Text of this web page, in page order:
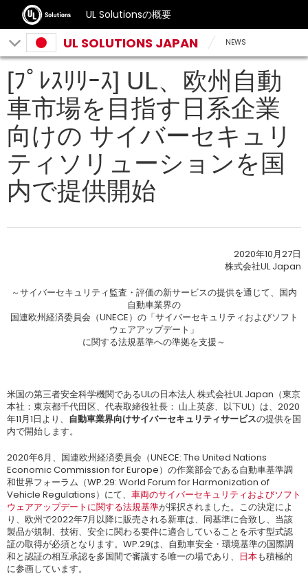
UL Solutionsの概要
UL SOLUTIONS JAPAN NEWS
[ﾌﾟﾚｽﾘﾘｰｽ] UL、欧州自動
車市場を目指す日系企業
向けの サイバーセキュリ
ティソリューションを国
内で提供開始
2020年10月27日
株式会社UL Japan
～サイバーセキュリティ監査・評価の新サービスの提供を通じて、国内
自動車業界の
国連欧州経済委員会（UNECE）の「サイバーセキュリティおよびソフト
ウェアアップデート」
に関する法規基準への準拠を支援～
米国の第三者安全科学機関であるULの日本法人 株式会社UL Japan（東京
本社：東京都千代田区、代表取締役社長： 山上英彦、以下UL）は、2020
年11月1日より、 自動車業界向けサイバーセキュリティサービスの提供を国
内で開始します。
2020年6月、国連欧州経済委員会（UNECE: The United Nations
Economic Commission for Europe）の作業部会である自動車基準調
和世界フォーラム（WP.29: World Forum for Harmonization of
Vehicle Regulations）にて、 車両のサイバーセキュリティおよびソフト
ウェアアップデートに関する法規基準が採択されました。この決定によ
り、欧州で2022年7月以降に販売される新車は、同基準に合致し、当該
製品が規制、技術、安全に関わる要件に適合していることを示す型式認
証の取得が必須となります。WP.29は、自動車安全・環境基準の国際調
和と認証の相互承認を多国間で審議する唯一の場であり、 日本も積極的
に参画しています。